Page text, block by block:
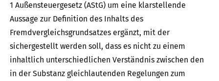
1 Außensteuergesetz (AStG) um eine klarstellende
Aussage zur Definition des Inhalts des
Fremdvergleichsgrundsatzes ergänzt, mit der
sichergestellt werden soll, dass es nicht zu einem
inhaltlich unterschiedlichen Verständnis zwischen den
in der Substanz gleichlautenden Regelungen zum